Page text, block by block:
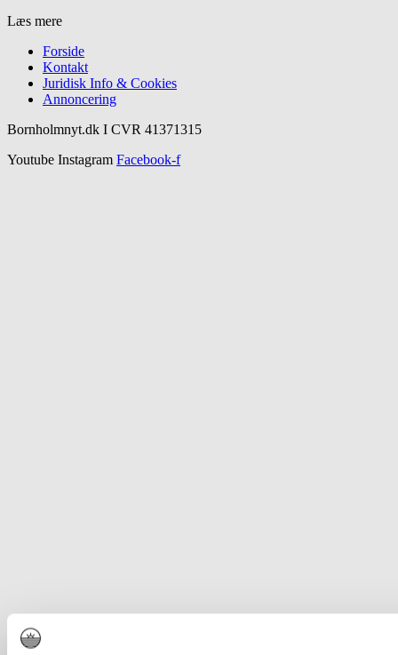
Læs mere
Forside
Kontakt
Juridisk Info & Cookies​
Annoncering
Bornholmnyt.dk I CVR 41371315
Youtube Instagram Facebook-f